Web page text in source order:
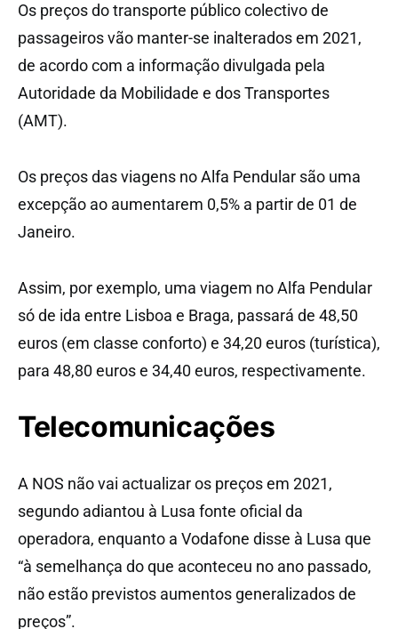
Os preços do transporte público colectivo de
passageiros vão manter-se inalterados em 2021,
de acordo com a informação divulgada pela
Autoridade da Mobilidade e dos Transportes
(AMT).
Os preços das viagens no Alfa Pendular são uma
excepção ao aumentarem 0,5% a partir de 01 de
Janeiro.
Assim, por exemplo, uma viagem no Alfa Pendular
só de ida entre Lisboa e Braga, passará de 48,50
euros (em classe conforto) e 34,20 euros (turística),
para 48,80 euros e 34,40 euros, respectivamente.
Telecomunicações
A NOS não vai actualizar os preços em 2021,
segundo adiantou à Lusa fonte oficial da
operadora, enquanto a Vodafone disse à Lusa que
“à semelhança do que aconteceu no ano passado,
não estão previstos aumentos generalizados de
preços”.